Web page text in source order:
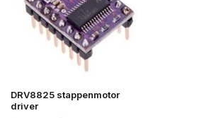
DRV8825 stappenmotor
driver